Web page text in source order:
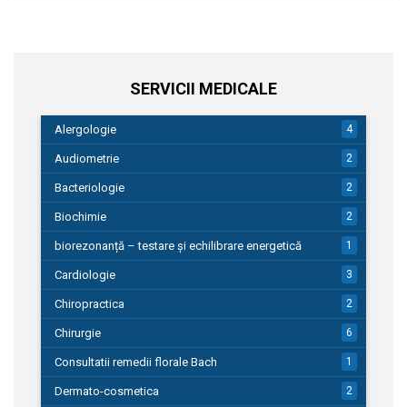
SERVICII MEDICALE
Alergologie 4
Audiometrie 2
Bacteriologie 2
Biochimie 2
biorezonanță – testare și echilibrare energetică 1
Cardiologie 3
Chiropractica 2
Chirurgie 6
Consultatii remedii florale Bach 1
Dermato-cosmetica 2